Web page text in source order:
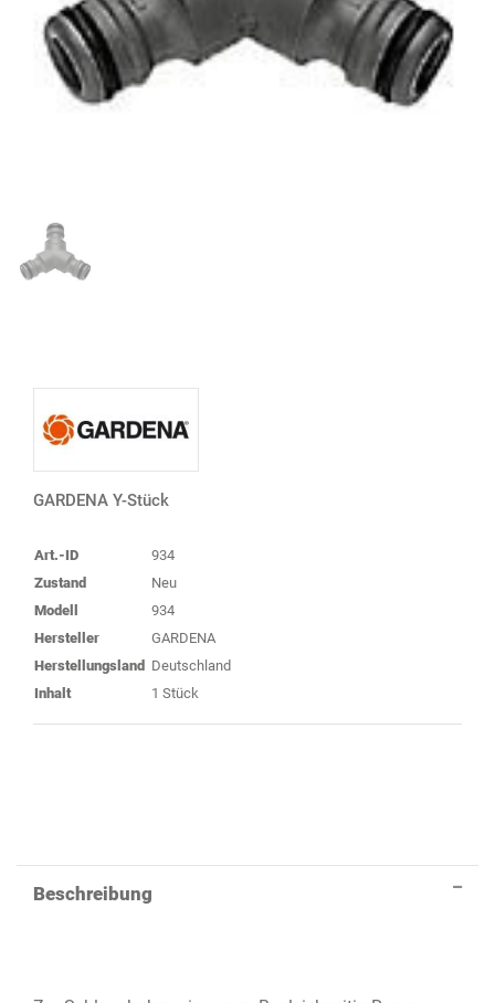
GARDENA Y-Stück
Art.-ID
934
Zustand
Neu
Modell
934
Hersteller
GARDENA
Herstellungsland Deutschland
Inhalt
1 Stück
Beschreibung